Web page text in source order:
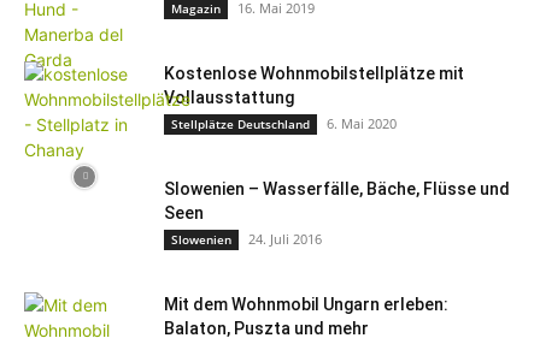
Magazin 16. Mai 2019
Kostenlose Wohnmobilstellplätze mit
Vollausstattung
Stellplätze Deutschland 6. Mai 2020
Slowenien – Wasserfälle, Bäche, Flüsse und
Seen
Slowenien 24. Juli 2016
Mit dem Wohnmobil Ungarn erleben:
Balaton, Puszta und mehr